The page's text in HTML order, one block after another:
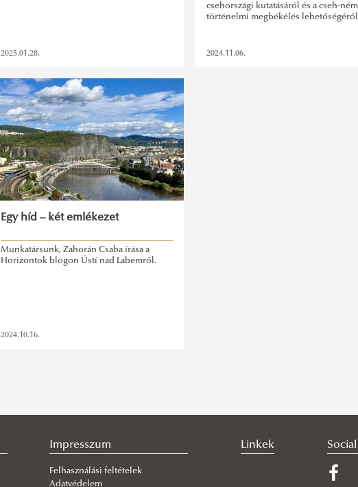
2025.01.28.
csehországi kutatásáról és a cseh-
történelmi megbékélés
2024.11.06.
Egy híd – két emlékezet
Munkatársunk, Zahorán Csaba írása a
Horizontok blogon Ústí nad Labemről.
2024.10.16.
Impresszum
Felhasználási feltételek
Adatvédelem
Linkek